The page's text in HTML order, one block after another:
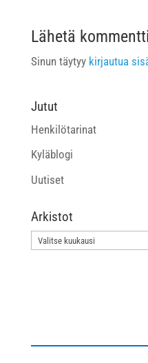
Lähetä kommentti
Sinun täytyy kirjautua
Jutut
Henkilötarinat
Kyläblogi
Uutiset
Arkistot
Arkistot